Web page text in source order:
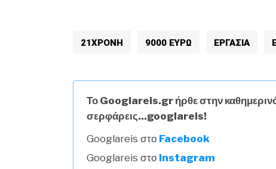
21ΧΡΟΝΗ 9000 ΕΥΡΩ ΕΡΓΑΣΙΑ
Το Googlareis.gr ήρθε στην
σερφάρεις...googlareis!
Googlareis στο Facebook
Googlareis στο Instagram